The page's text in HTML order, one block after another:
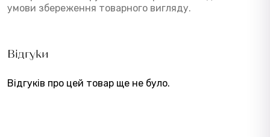
умови збереження товарного вигляду.
Відгуки
Відгуків про цей товар ще не було.